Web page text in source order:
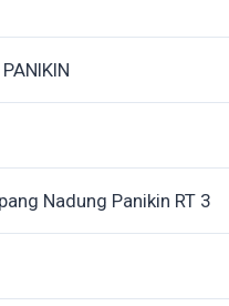
Nadung Panikin RT 3